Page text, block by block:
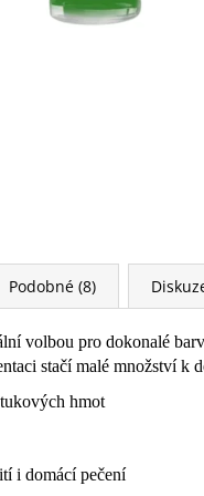
Podobné (8)
volbou pro dokonalé
stačí malé množství k
hmot
i domácí pečení